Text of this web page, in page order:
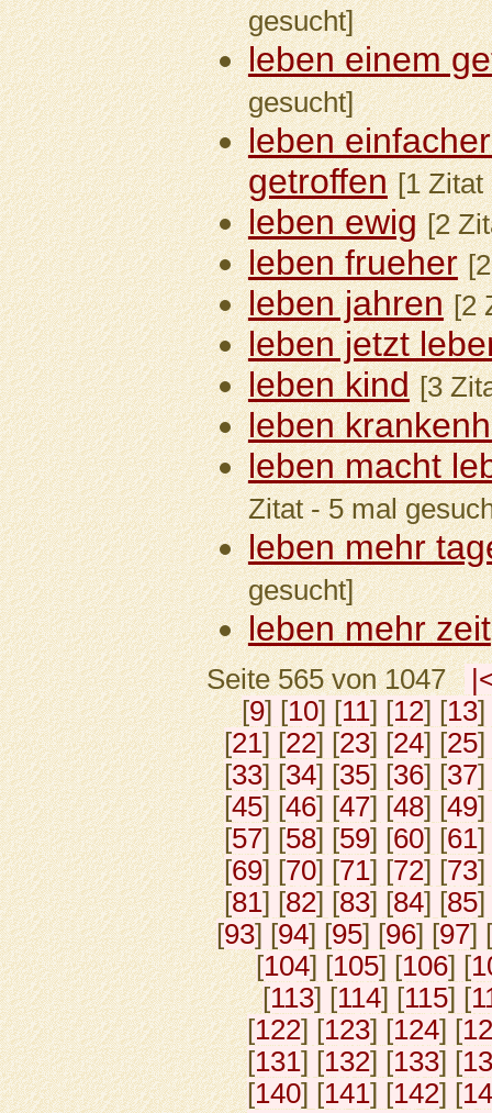
gesucht]
leben einem
gesucht]
leben
getroffen [1 Zitat
leben ewig [2
leben frueher
leben jahren [2
leben jetzt
leben kind [3
leben
leben macht
Zitat - 5 mal
leben mehr
gesucht]
leben mehr zeit
Seite 565 von 1047
[9] [10] [11] [12] [13]
[21] [22] [23] [24] [25]
[33] [34] [35] [36] [37]
[45] [46] [47] [48] [49]
[57] [58] [59] [60] [61]
[69] [70] [71] [72] [73]
[81] [82] [83] [84] [85]
[93] [94] [95] [96] [97] [
[104] [105] [106] [
[113] [114] [115] [
[122] [123] [124] [
[131] [132] [133] [
[140] [141] [142] [